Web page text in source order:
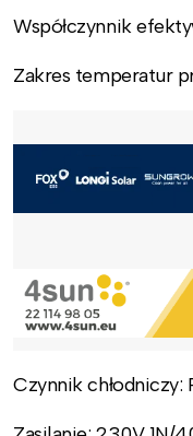
Współczynnik
Zakres temperatur
Czynnik chłodniczy: